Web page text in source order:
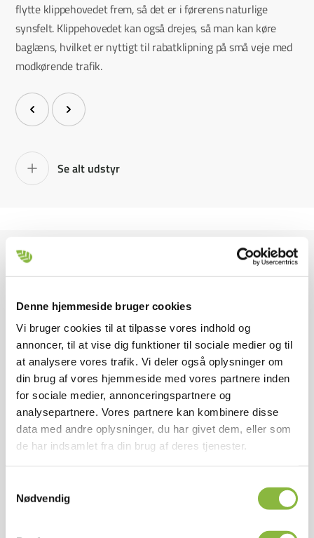
Denne hjemmeside bruger cookies
Vi bruger cookies til at tilpasse vores indhold og
annoncer, til at vise dig funktioner til sociale medier og til
at analysere vores trafik. Vi deler også oplysninger om
din brug af vores hjemmeside med vores partnere inden
for sociale medier, annonceringspartnere og
analysepartnere. Vores partnere kan kombinere disse
data med andre oplysninger, du har givet dem, eller som
de har indsamlet fra din brug af deres tjenester.
Nødvendig
flytte klippehovedet frem, så det er i førerens naturlige
synsfelt. Klippehovedet kan også drejes, så man kan køre
baglæns, hvilket er nyttigt til rabatklipning på små veje med
modkørende trafik.
Se alt udstyr
Udstyrsoversigt
Hybrid armsystem med dual funktion
Standard
Strenx 700 stålkonstruktion
Standard